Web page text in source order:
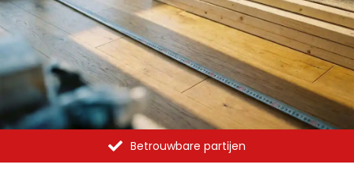
Al meer dan 1375 opdrachten uitgevoerd